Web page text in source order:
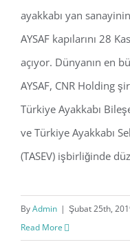
AYSAF | 28
ayakkabı yan
AYSAF kapılarını 28
açıyor. Dünyanın en
AYSAF, CNR Holding
Türkiye Ayakkabı
ve Türkiye Ayakkabı
(TASEV) işbirliğinde
ByAdmin | Şubat 25th,
Read More